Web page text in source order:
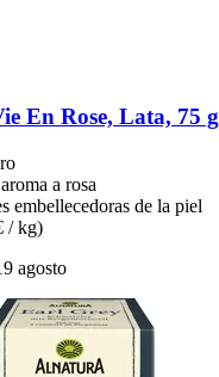
En Rose, Lata, 75 g
a rosa
embellecedoras de la piel
/ kg)
agosto